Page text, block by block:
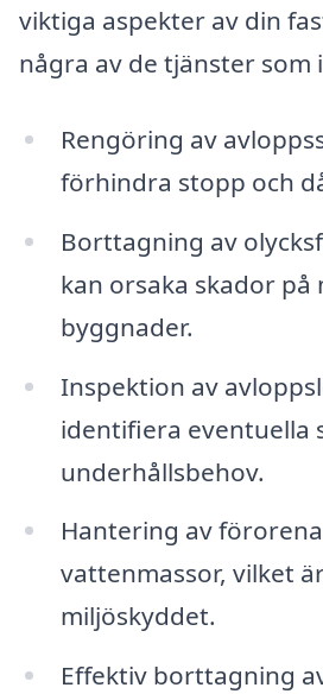
viktiga aspekter av din
några av de tjänster som
Rengöring av
förhindra stopp och
Borttagning av
kan orsaka skador på
byggnader.
Inspektion av
identifiera eventuella
underhållsbehov.
Hantering av
vattenmassor, vilket
miljöskyddet.
Effektiv borttagning